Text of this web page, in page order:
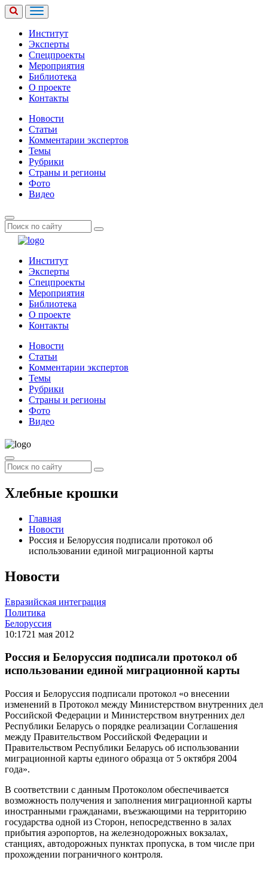
Институт
Эксперты
Спецпроекты
Мероприятия
Библиотека
О проекте
Контакты
Новости
Статьи
Комментарии экспертов
Темы
Рубрики
Страны и регионы
Фото
Видео
Институт
Эксперты
Спецпроекты
Мероприятия
Библиотека
О проекте
Контакты
Новости
Статьи
Комментарии экспертов
Темы
Рубрики
Страны и регионы
Фото
Видео
Хлебные крошки
Главная
Новости
Россия и Белоруссия подписали протокол об
использовании единой миграционной карты
Новости
Евразийская интеграция
Политика
Белоруссия
10:1721 мая 2012
Россия и Белоруссия подписали протокол об
использовании единой миграционной карты
Россия и Белоруссия подписали протокол «о внесении
изменений в Протокол между Министерством внутренних дел
Российской Федерации и Министерством внутренних дел
Республики Беларусь о порядке реализации Соглашения
между Правительством Российской Федерации и
Правительством Республики Беларусь об использовании
миграционной карты единого образца от 5 октября 2004
года».
В соответствии с данным Протоколом обеспечивается
возможность получения и заполнения миграционной карты
иностранными гражданами, въезжающими на территорию
государства одной из Сторон, непосредственно в залах
прибытия аэропортов, на железнодорожных вокзалах,
станциях, автодорожных пунктах пропуска, в том числе при
прохождении пограничного контроля.